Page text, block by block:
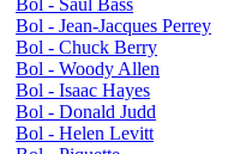
Bol - Jean-Jacques Perrey
Bol - Chuck Berry
Bol - Woody Allen
Bol - Isaac Hayes
Bol - Donald Judd
Bol - Helen Levitt